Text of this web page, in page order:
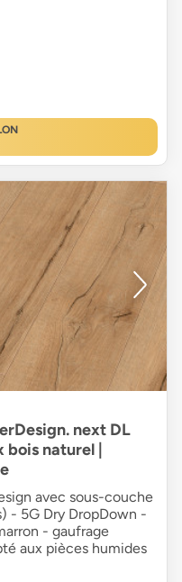
next DL
naturel |
avec sous-couche
- 5G Dry DropDown -
- gaufrage
aux pièces humides